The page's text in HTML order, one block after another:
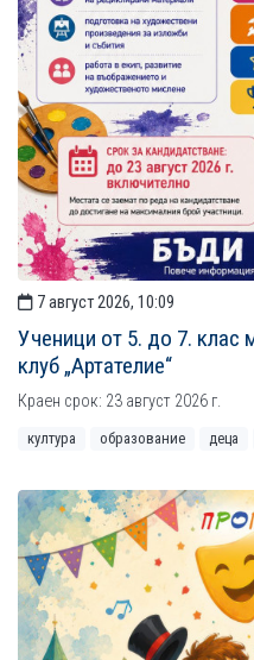
7 август 2026, 10:09
Ученици от 5. до 7. клас
клуб „Артателие“
Краен срок: 23 август 2026 г.
култура образование деца